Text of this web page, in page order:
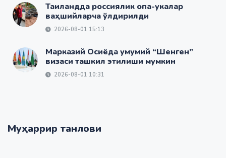
Таиландда россиялик опа-укалар
ваҳшийларча ўлдирилди
2026-08-01 15:13
Марказий Осиёда умумий “Шенген”
визаси ташкил этилиши мумкин
2026-08-01 10:31
Муҳаррир танлови